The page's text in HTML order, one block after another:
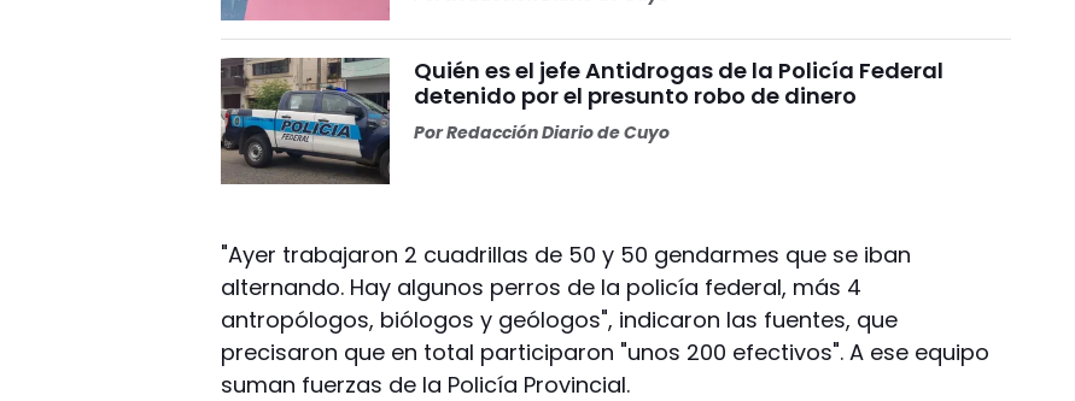
Quién es el jefe Antidrogas de la Policía Federal
detenido por el presunto robo de dinero
PorRedacción Diario de Cuyo
"Ayer trabajaron 2 cuadrillas de 50 y 50 gendarmes que se iban
alternando. Hay algunos perros de la policía federal, más 4
antropólogos, biólogos y geólogos", indicaron las fuentes, que
precisaron que en total participaron "unos 200 efectivos". A ese equipo
suman fuerzas de la Policía Provincial.